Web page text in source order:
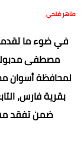
طاهر فتحي
في ضوء ما
مصطفى
لمحافظة أسوان
بقرية فارس،
ضمن تفقد